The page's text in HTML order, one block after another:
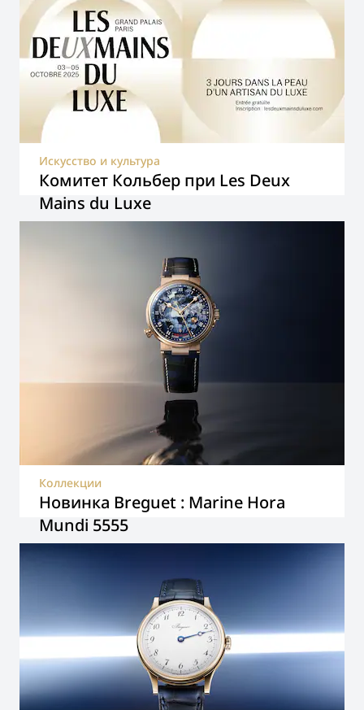
Комитет Кольбер при Les Deux
Mains du Luxe
Искусство и культура
Новинка Breguet : Marine Hora
Mundi 5555
Коллекции